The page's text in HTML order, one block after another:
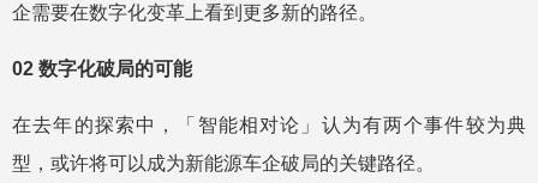
企需要在数字化变革上看到更多新的路径。
02 数字化破局的可能
在去年的探索中，「智能相对论」认为有两个事件较为典
型，或许将可以成为新能源车企破局的关键路径。